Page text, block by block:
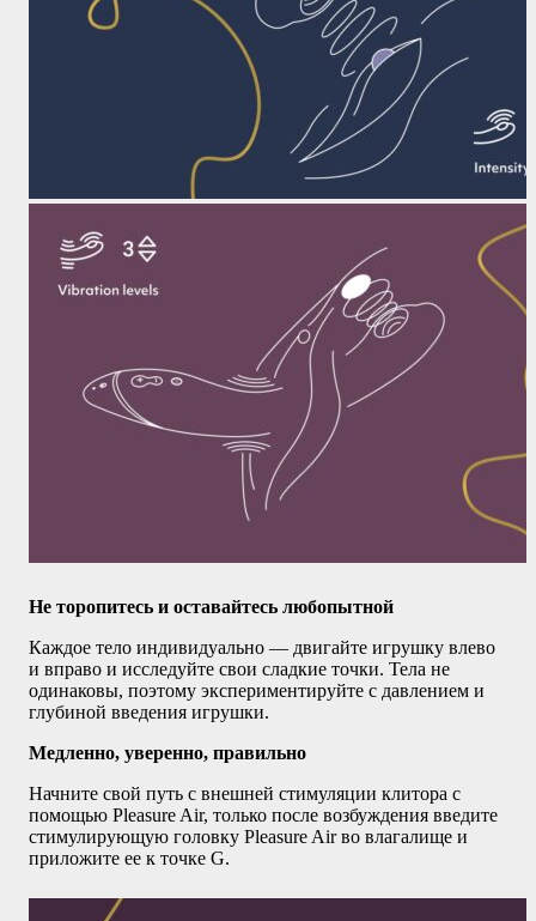
Не торопитесь и оставайтесь любопытной
Каждое тело индивидуально — двигайте игрушку влево
и вправо и исследуйте свои сладкие точки. Тела не
одинаковы, поэтому экспериментируйте с давлением и
глубиной введения игрушки.
Медленно, уверенно, правильно
Начните свой путь с внешней стимуляции клитора с
помощью Pleasure Air, только после возбуждения введите
стимулирующую головку Pleasure Air во влагалище и
приложите ее к точке G.